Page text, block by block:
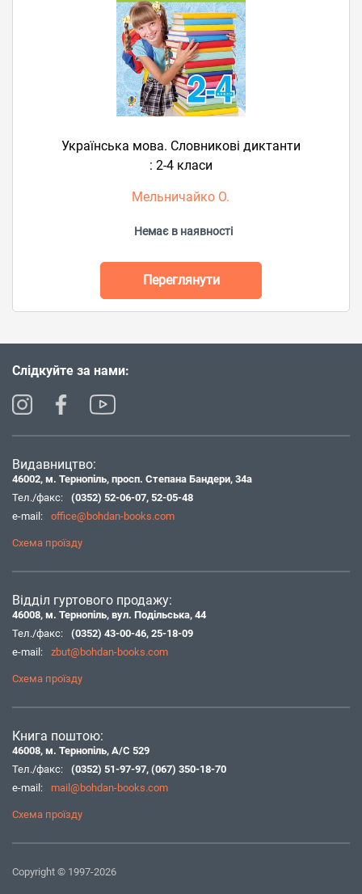
Українська мова. Словникові диктанти
: 2-4 класи
Мельничайко О.
Немає в наявності
Переглянути
Слідкуйте за нами:
Видавництво:
46002, м. Тернопіль, просп. Степана Бандери, 34а
Тел./факс:
(0352) 52-06-07, 52-05-48
e-mail:
office@bohdan-books.com
Схема проїзду
Відділ гуртового продажу:
46008, м. Тернопіль, вул. Подільська, 44
Тел./факс:
(0352) 43-00-46, 25-18-09
e-mail:
zbut@bohdan-books.com
Схема проїзду
Книга поштою:
46008, м. Тернопіль, А/С 529
Тел./факс:
(0352) 51-97-97, (067) 350-18-70
e-mail:
mail@bohdan-books.com
Схема проїзду
Copyright © 1997-2026